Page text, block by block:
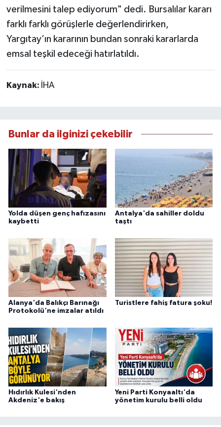
verilmesini talep ediyorum" dedi. Bursalılar kararı
farklı farklı görüşlerle değerlendirirken,
Yargıtay’ın kararının bundan sonraki kararlarda
emsal teşkil edeceği hatırlatıldı.
Kaynak: İHA
Bunlar da ilginizi çekebilir
Yolda düşen genç hafızasını
kaybetti
Antalya'da sahiller doldu
taştı
Alanya'da Balıkçı Barınağı
Protokolü'ne imzalar atıldı
Turistlere fahiş fatura şoku!
Hıdırlık Kulesi'nden
Akdeniz'e bakış
Yeni Parti Konyaaltı'da
yönetim kurulu belli oldu